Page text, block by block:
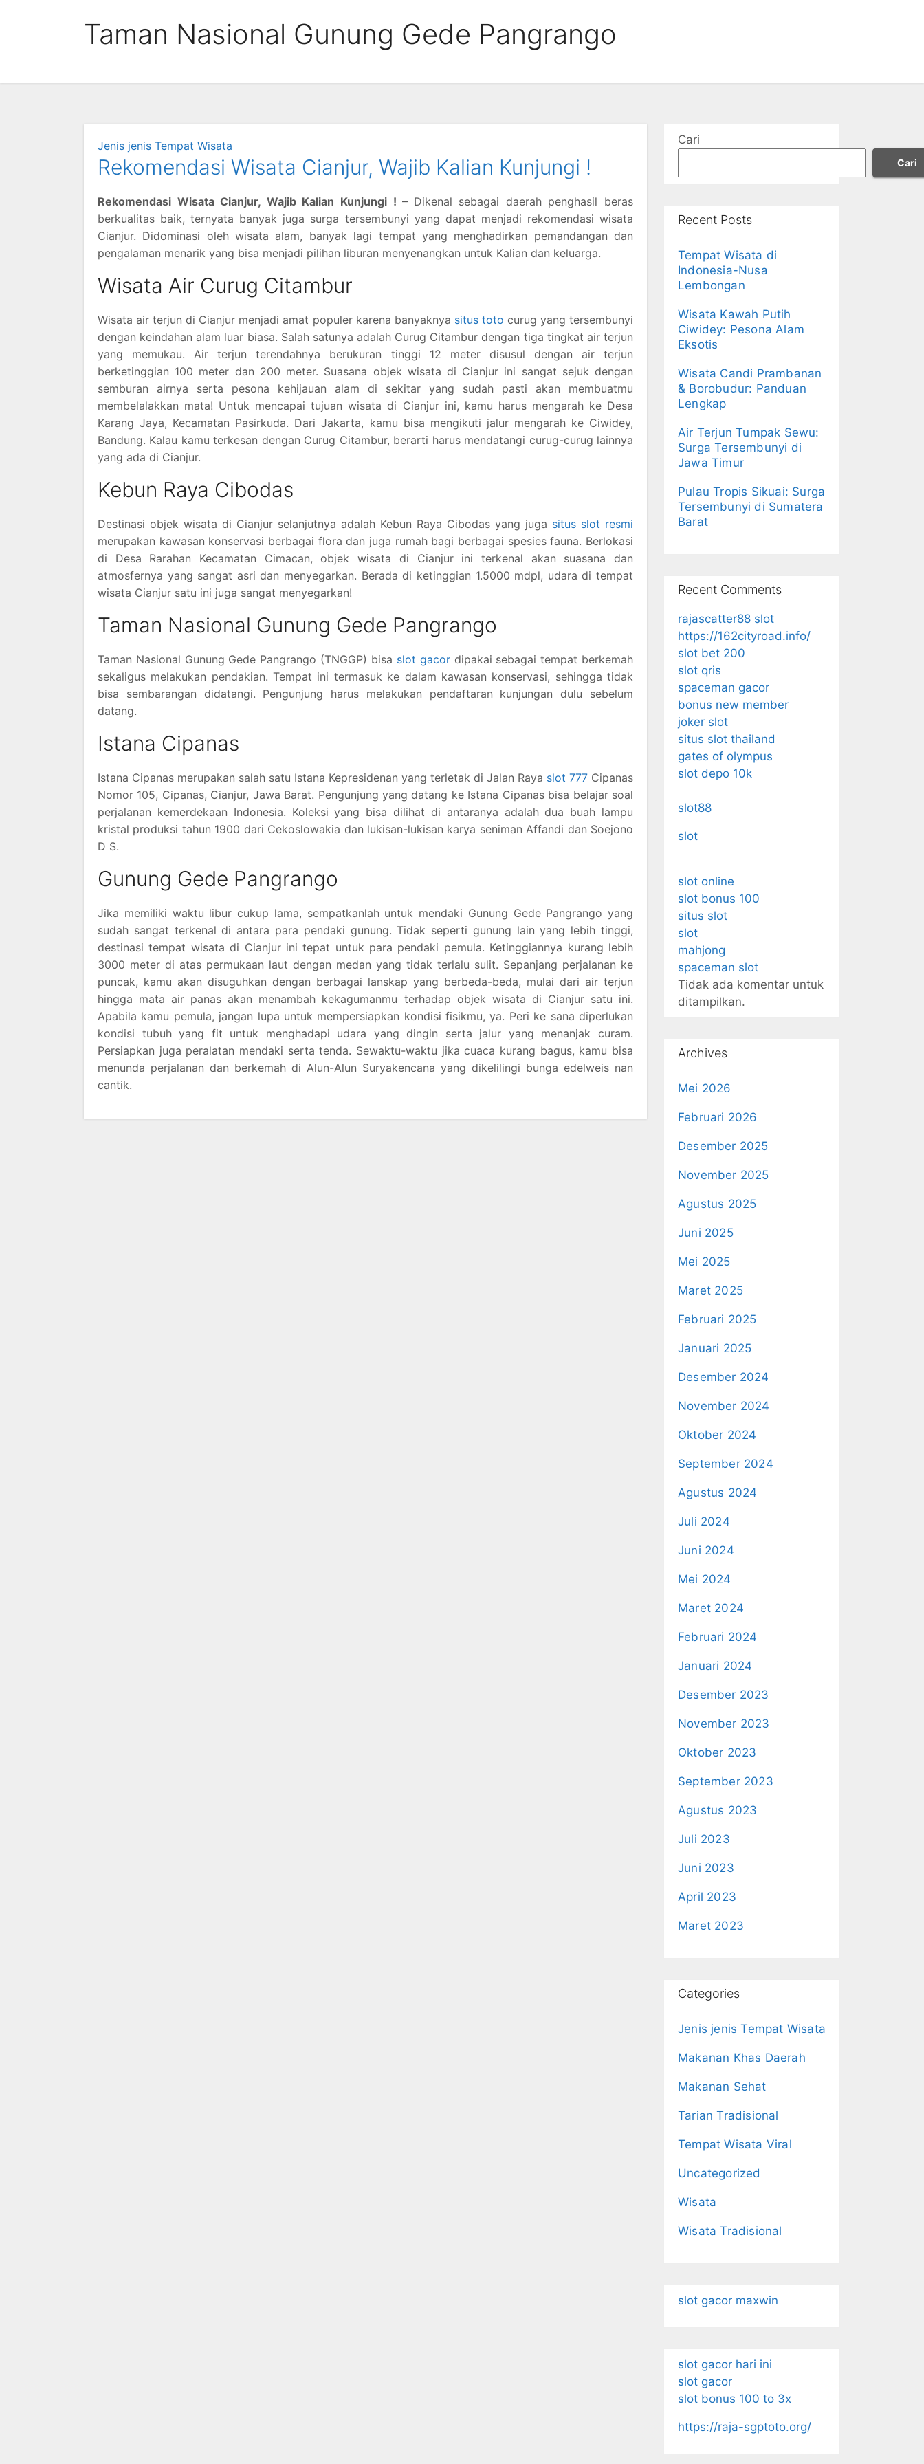
Taman Nasional Gunung Gede Pangrango
Jenis jenis Tempat Wisata
Rekomendasi Wisata Cianjur, Wajib Kalian Kunjungi !
Rekomendasi Wisata Cianjur, Wajib Kalian Kunjungi ! – Dikenal sebagai daerah penghasil beras
berkualitas baik, ternyata banyak juga surga tersembunyi yang dapat menjadi rekomendasi wisata
Cianjur. Didominasi oleh wisata alam, banyak lagi tempat yang menghadirkan pemandangan dan
pengalaman menarik yang bisa menjadi pilihan liburan menyenangkan untuk Kalian dan keluarga.
Wisata Air Curug Citambur
Wisata air terjun di Cianjur menjadi amat populer karena banyaknya situs toto curug yang tersembunyi
dengan keindahan alam luar biasa. Salah satunya adalah Curug Citambur dengan tiga tingkat air terjun
yang memukau. Air terjun terendahnya berukuran tinggi 12 meter disusul dengan air terjun
berketinggian 100 meter dan 200 meter. Suasana objek wisata di Cianjur ini sangat sejuk dengan
semburan airnya serta pesona kehijauan alam di sekitar yang sudah pasti akan membuatmu
membelalakkan mata! Untuk mencapai tujuan wisata di Cianjur ini, kamu harus mengarah ke Desa
Karang Jaya, Kecamatan Pasirkuda. Dari Jakarta, kamu bisa mengikuti jalur mengarah ke Ciwidey,
Bandung. Kalau kamu terkesan dengan Curug Citambur, berarti harus mendatangi curug-curug lainnya
yang ada di Cianjur.
Kebun Raya Cibodas
Destinasi objek wisata di Cianjur selanjutnya adalah Kebun Raya Cibodas yang juga situs slot resmi
merupakan kawasan konservasi berbagai flora dan juga rumah bagi berbagai spesies fauna. Berlokasi
di Desa Rarahan Kecamatan Cimacan, objek wisata di Cianjur ini terkenal akan suasana dan
atmosfernya yang sangat asri dan menyegarkan. Berada di ketinggian 1.5000 mdpl, udara di tempat
wisata Cianjur satu ini juga sangat menyegarkan!
Taman Nasional Gunung Gede Pangrango
Taman Nasional Gunung Gede Pangrango (TNGGP) bisa slot gacordipakai sebagai tempat berkemah
sekaligus melakukan pendakian. Tempat ini termasuk ke dalam kawasan konservasi, sehingga tidak
bisa sembarangan didatangi. Pengunjung harus melakukan pendaftaran kunjungan dulu sebelum
datang.
Istana Cipanas
Istana Cipanas merupakan salah satu Istana Kepresidenan yang terletak di Jalan Raya slot 777 Cipanas
Nomor 105, Cipanas, Cianjur, Jawa Barat. Pengunjung yang datang ke Istana Cipanas bisa belajar soal
perjalanan kemerdekaan Indonesia. Koleksi yang bisa dilihat di antaranya adalah dua buah lampu
kristal produksi tahun 1900 dari Cekoslowakia dan lukisan-lukisan karya seniman Affandi dan Soejono
D S.
Gunung Gede Pangrango
Jika memiliki waktu libur cukup lama, sempatkanlah untuk mendaki Gunung Gede Pangrango yang
sudah sangat terkenal di antara para pendaki gunung. Tidak seperti gunung lain yang lebih tinggi,
destinasi tempat wisata di Cianjur ini tepat untuk para pendaki pemula. Ketinggiannya kurang lebih
3000 meter di atas permukaan laut dengan medan yang tidak terlalu sulit. Sepanjang perjalanan ke
puncak, kamu akan disuguhkan dengan berbagai lanskap yang berbeda-beda, mulai dari air terjun
hingga mata air panas akan menambah kekagumanmu terhadap objek wisata di Cianjur satu ini.
Apabila kamu pemula, jangan lupa untuk mempersiapkan kondisi fisikmu, ya. Peri ke sana diperlukan
kondisi tubuh yang fit untuk menghadapi udara yang dingin serta jalur yang menanjak curam.
Persiapkan juga peralatan mendaki serta tenda. Sewaktu-waktu jika cuaca kurang bagus, kamu bisa
menunda perjalanan dan berkemah di Alun-Alun Suryakencana yang dikelilingi bunga edelweis nan
cantik.
Cari
Cari
Recent Posts
Tempat Wisata di
Indonesia-Nusa
Lembongan
Wisata Kawah Putih
Ciwidey: Pesona Alam
Eksotis
Wisata Candi Prambanan
& Borobudur: Panduan
Lengkap
Air Terjun Tumpak Sewu:
Surga Tersembunyi di
Jawa Timur
Pulau Tropis Sikuai: Surga
Tersembunyi di Sumatera
Barat
Recent Comments
rajascatter88 slot
https://162cityroad.info/
slot bet 200
slot qris
spaceman gacor
bonus new member
joker slot
situs slot thailand
gates of olympus
slot depo 10k
slot88
slot
slot online
slot bonus 100
situs slot
slot
mahjong
spaceman slot
Tidak ada komentar untuk
ditampilkan.
Archives
Mei 2026
Februari 2026
Desember 2025
November 2025
Agustus 2025
Juni 2025
Mei 2025
Maret 2025
Februari 2025
Januari 2025
Desember 2024
November 2024
Oktober 2024
September 2024
Agustus 2024
Juli 2024
Juni 2024
Mei 2024
Maret 2024
Februari 2024
Januari 2024
Desember 2023
November 2023
Oktober 2023
September 2023
Agustus 2023
Juli 2023
Juni 2023
April 2023
Maret 2023
Categories
Jenis jenis Tempat Wisata
Makanan Khas Daerah
Makanan Sehat
Tarian Tradisional
Tempat Wisata Viral
Uncategorized
Wisata
Wisata Tradisional
slot gacor maxwin
slot gacor hari ini
slot gacor
slot bonus 100 to 3x
https://raja-sgptoto.org/